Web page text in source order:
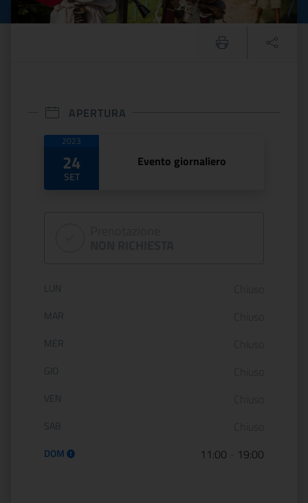
APERTURA
Date di apertura
2023
24
SET
Evento giornaliero
Orario di apertura:
LUN
MAR
MER
GIO
VEN
SAB
DOM 11:00 19:00